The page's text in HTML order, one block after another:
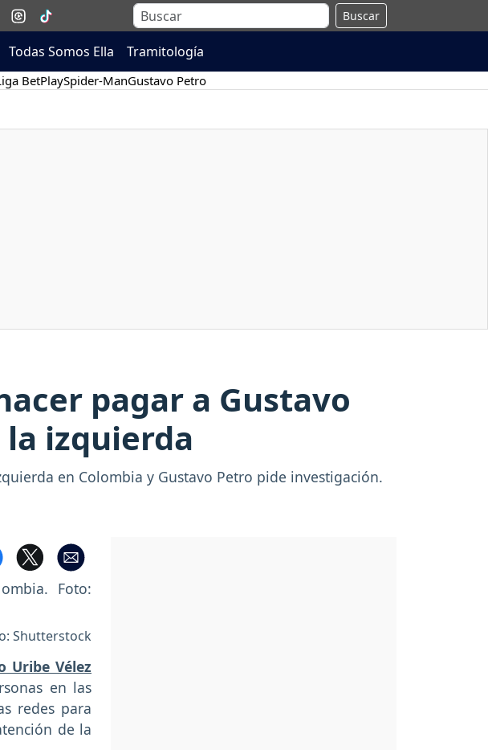
Buscar
Todas Somos Ella Tramitología
BetPlaySpider-ManGustavo Petro
pagar a Gustavo
la izquierda
en Colombia y Gustavo Petro pide investigación.
Shutterstock
Uribe Vélez
en las
redes para
de la